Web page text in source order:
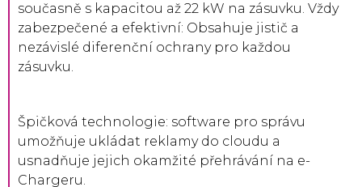
současně s kapacitou až 22 kW na zásuvku. Vždy
zabezpečené a efektivní: Obsahuje jistič a
nezávislé diferenční ochrany pro každou
zásuvku.
Špičková technologie: software pro správu
umožňuje ukládat reklamy do cloudu a
usnadňuje jejich okamžité přehrávání na e-
Chargeru.